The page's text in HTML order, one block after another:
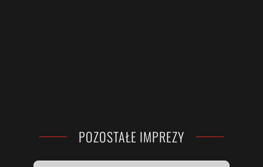
POZOSTAŁE IMPREZY